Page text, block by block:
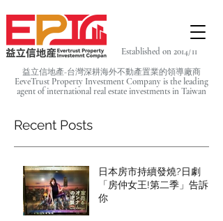
益立信地產-台灣深耕海外不動產置業的領導廠商
EeveTrust Property Investment Company is the leading
agent ofinternational real estate investments in Taiwan
Established on 2014/11
Recent Posts
日本房市持續發燒?日劇
「房仲女王!第二季」告訴
你